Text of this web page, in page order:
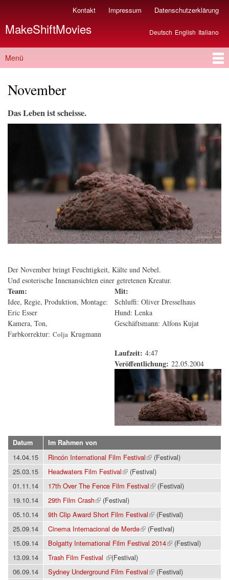
Direkt
Inhalt
Kontakt Impressum Datenschutzerklärung
MakeShiftMovies Deutsch English Italiano
Hauptmenü
Menü
November
Das Leben ist scheisse.
Der November bringt Feuchtigkeit, Kälte und Nebel.
Und esoterische Innenansichten einer getretenen Kreatur.
Team:
Idee, Regie, Produktion, Montage:
Eric Esser
Kamera, Ton,
Farbkorrektur: Colja Krugmann
Mit:
Schluffi: Oliver Dresselhaus
Hund: Lenka
Geschäftsmann: Alfons Kujat
Laufzeit: 4:47
Veröffentlichung: 22.05.2004
Datum Im Rahmen von
14.04.15 Rincón International Film Festival
(Link ist extern)
(Festival)
25.03.15
Headwaters Film Festival
(Link ist extern)
(Festival)
01.11.14
17th Over The Fence Film Festival
(Link ist extern)
(Festival)
19.10.14
29th Film Crash
(Link ist extern)
(Festival)
05.10.14
9th Clip Award Short Film Festival
(Link ist extern)
(Festival)
25.09.14
Cinema Internacional de Merdə
(Link ist extern)
(Festival)
15.09.14
Bolgatty International Film Festival 2014
(Link ist extern)
(Festival)
13.09.14
Trash Film Festival
(Link ist extern)
(Festival)
06.09.14
Sydney Underground Film Festival
(Link ist extern)
(Festival)